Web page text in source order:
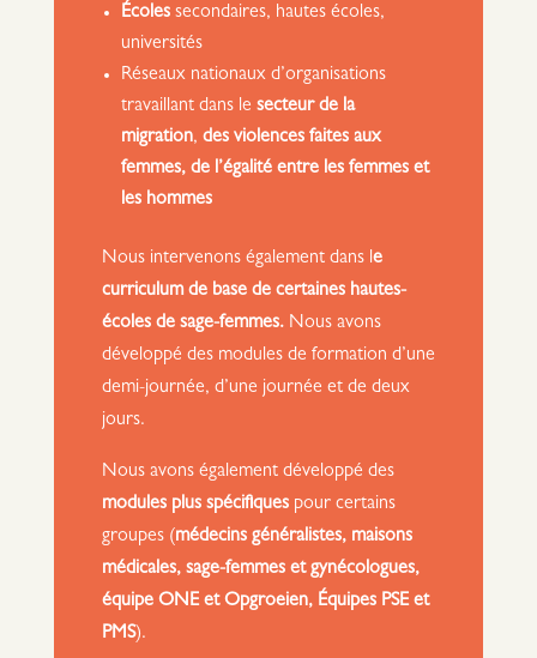
Écolessecondaires, hautes écoles,
universités
Réseaux nationaux d’organisations
travaillant dans le secteur de la
migration, des violences faites aux
femmes, de l’égalité entre les femmes et
les hommes
Nous intervenons également dans le
curriculum de base de certaines hautes-
écoles de sage-femmes.Nous avons
développé des modules de formation d’une
demi-journée, d’une journée et de deux
jours.
Nous avons également développé des
modules plus spécifiquespour certains
groupes (médecins généralistes, maisons
médicales, sage-femmes et gynécologues,
équipe ONE et Opgroeien, Équipes PSE et
PMS).